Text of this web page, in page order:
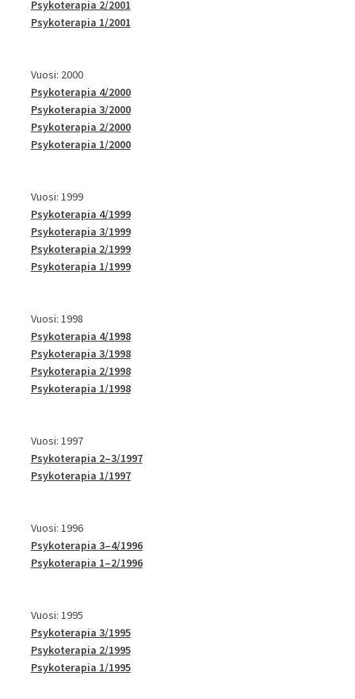
Psykoterapia 2/2001
Psykoterapia 1/2001
Vuosi: 2000
Psykoterapia 4/2000
Psykoterapia 3/2000
Psykoterapia 2/2000
Psykoterapia 1/2000
Vuosi: 1999
Psykoterapia 4/1999
Psykoterapia 3/1999
Psykoterapia 2/1999
Psykoterapia 1/1999
Vuosi: 1998
Psykoterapia 4/1998
Psykoterapia 3/1998
Psykoterapia 2/1998
Psykoterapia 1/1998
Vuosi: 1997
Psykoterapia 2–3/1997
Psykoterapia 1/1997
Vuosi: 1996
Psykoterapia 3–4/1996
Psykoterapia 1–2/1996
Vuosi: 1995
Psykoterapia 3/1995
Psykoterapia 2/1995
Psykoterapia 1/1995